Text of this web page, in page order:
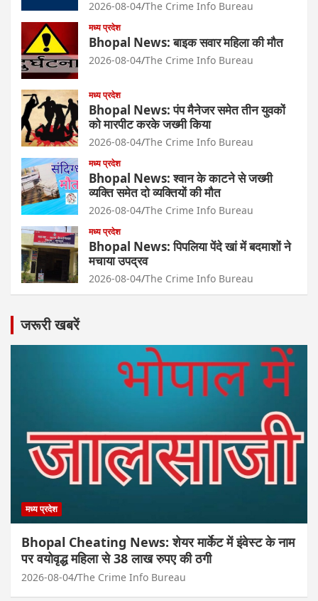
2026-08-04 The Crime Info Bureau
मध्य प्रदेश
Bhopal News: बाइक सवार महिला की मौत
2026-08-04 The Crime Info Bureau
मध्य प्रदेश
Bhopal News: पंप मैनेजर समेत तीन युवकों
को मारपीट करके जख्मी किया
2026-08-04 The Crime Info Bureau
मध्य प्रदेश
Bhopal News: श्वान के काटने से जख्मी
व्यक्ति समेत दो व्यक्तियों की मौत
2026-08-04 The Crime Info Bureau
मध्य प्रदेश
Bhopal News: पिपलिया पेंदे खां में बदमाशों ने
मचाया उपद्रव
2026-08-04 The Crime Info Bureau
जरूरी खबरें
मध्य प्रदेश
Bhopal Cheating News: शेयर मार्केट में इंवेस्ट के नाम
पर वयोवृद्ध महिला से 38 लाख रुपए की ठगी
2026-08-04 The Crime Info Bureau